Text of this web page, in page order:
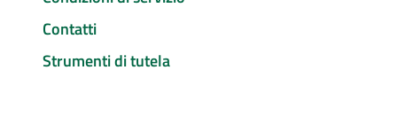
Contatti
Strumenti di tutela